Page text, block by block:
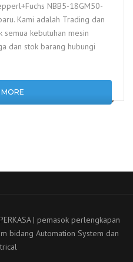
NBB5-18GM50-
Kami adalah Trading dan
kebutuhan mesin
dan stok barang hubungi
| pemasok perlengkapan
bidang Automation System dan